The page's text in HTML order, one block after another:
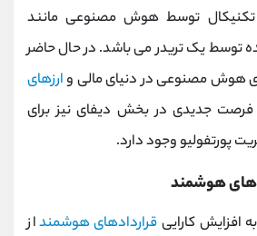
توسط هوش مصنوعی مانند
توسط یک تریدر می باشد. در حال حاضر
هوش مصنوعی در دنیای مالی وارزهای
فرصت جدیدی در بخش دیفای نیز برای
پورتفولیو وجود دارد.
هوشمند
کارایی قراردادهای هوشمنداز